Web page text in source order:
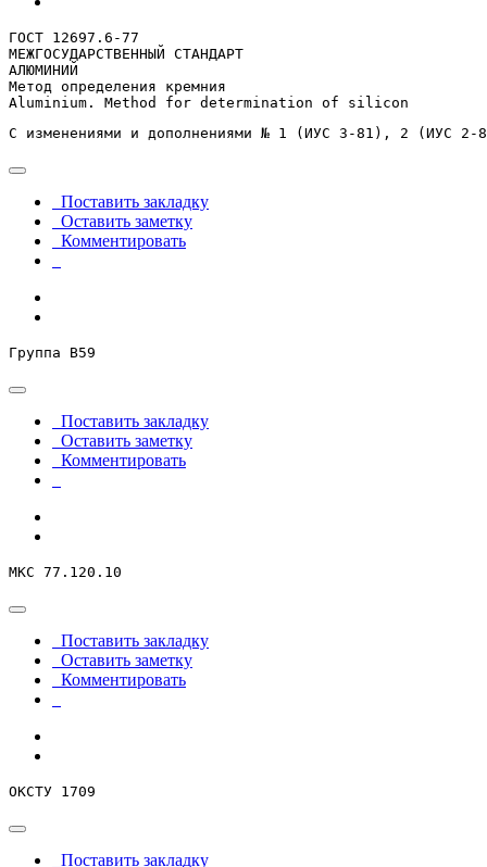
ГОСТ 12697.6-77
МЕЖГОСУДАРСТВЕННЫЙ СТАНДАРТ
АЛЮМИНИЙ
Метод определения кремния
Aluminium. Method for determination of silicon
С изменениями и дополнениями № 1 (ИУС 3-81), 2 (ИУС
Поставить закладку
Оставить заметку
Комментировать
Группа В59
Поставить закладку
Оставить заметку
Комментировать
МКС 77.120.10
Поставить закладку
Оставить заметку
Комментировать
ОКСТУ 1709
Поставить закладку